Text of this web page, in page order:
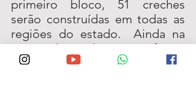
primeiro bloco, 51 creches
serão construídas em todas as
regiões do estado.  Ainda na
área da educação, foram
entregues 601 ônibus escolares